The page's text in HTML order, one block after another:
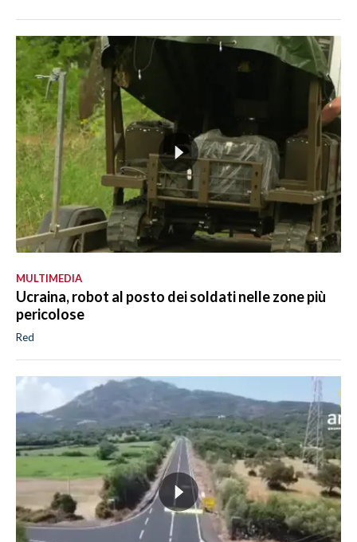
MULTIMEDIA
Ucraina, robot al posto dei soldati nelle zone più
pericolose
Red